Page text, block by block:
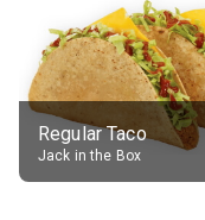
Regular Taco
Jack in the Box